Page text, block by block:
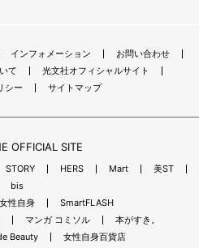
インフォメーション
お問い合わせ
て
光文社オフィシャルサイト
シー
サイトマップ
OFFICIAL SITE
STORY HERS Mart
美ST
bis
女性自身
SmartFLASH
マンガ コミソル
本がすき。
Beauty 女性自身百貨店